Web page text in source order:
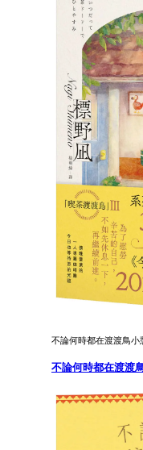
不論何時都在渡渡鳥小
不論何時都在渡渡